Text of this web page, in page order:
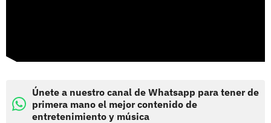
Únete a nuestro canal de Whatsapp para tener de
primera mano el mejor contenido de
entretenimiento y música